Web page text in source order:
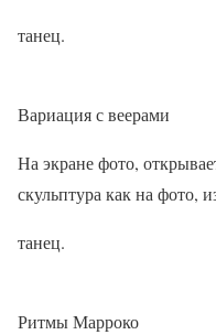
танец.
Вариация с веерами
На экране фото,
скульптура как на фото,
танец.
Ритмы Марроко